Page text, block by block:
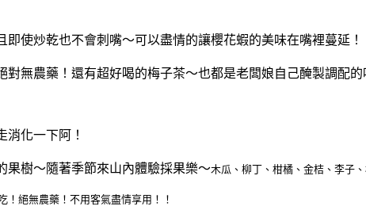
即使炒乾也不會刺嘴～可以盡情的讓櫻花蝦的美味在嘴裡蔓延！
對無農藥！還有超好喝的梅子茶～也都是老闆娘自己醃製調配的
消化一下阿！
果樹～隨著季節來山內體驗採果樂～木瓜、柳丁、柑橘、金桔、李子
！絕無農藥！不用客氣盡情享用！！